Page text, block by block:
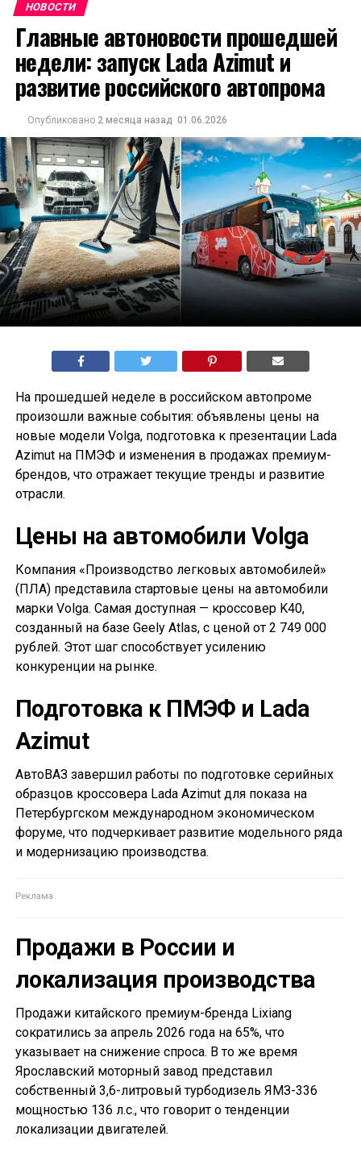
НОВОСТИ
Главные автоновости прошедшей
недели: запуск Lada Azimut и
развитие российского автопрома
Опубликовано 2 месяца назад 01.06.2026
На прошедшей неделе в российском автопроме
произошли важные события: объявлены цены на
новые модели Volga, подготовка к презентации Lada
Azimut на ПМЭФ и изменения в продажах премиум-
брендов, что отражает текущие тренды и развитие
отрасли.
Цены на автомобили Volga
Компания «Производство легковых автомобилей»
(ПЛА) представила стартовые цены на автомобили
марки Volga. Самая доступная — кроссовер K40,
созданный на базе Geely Atlas, с ценой от 2 749 000
рублей. Этот шаг способствует усилению
конкуренции на рынке.
Подготовка к ПМЭФ и Lada
Azimut
АвтоВАЗ завершил работы по подготовке серийных
образцов кроссовера Lada Azimut для показа на
Петербургском международном экономическом
форуме, что подчеркивает развитие модельного ряда
и модернизацию производства.
Продажи в России и
локализация производства
Продажи китайского премиум-бренда Lixiang
сократились за апрель 2026 года на 65%, что
указывает на снижение спроса. В то же время
Ярославский моторный завод представил
собственный 3,6-литровый турбодизель ЯМЗ-336
мощностью 136 л.с., что говорит о тенденции
локализации двигателей.